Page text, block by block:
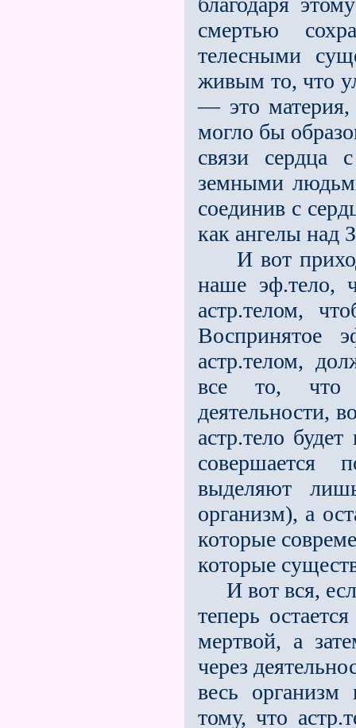
смертью
телесными
живым то, что
— это материя,
могло бы
связи сердца
земными
соединив с
как ангелы над
И вот
наше эф.тело,
астр.телом,
Воспринятое
астр.телом,
все то, что
деятельности,
астр.тело
совершается
выделяют
организм), а
которые
которые
И вот вся,
теперь
мертвой, а
через
весь организм
тому, что